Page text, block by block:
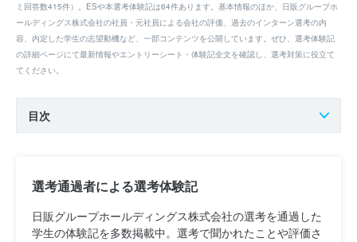
ミ回答数415件）。ESや本選考体験記は64件あります。基本情報のほか、日販グループホ
ールディングス株式会社の社員・元社員による会社の評価、過去のインターン選考の内
容、内定した学生の志望動機など、一部コンテンツを公開しています。ぜひ、選考体験記
の詳細ページにて最新情報やエントリーシート・体験記全文を確認し、選考対策に役立て
てください。
目次
選考通過者による選考体験記
日販グループホールディングス株式会社の選考を通過した
学生の体験記を多数掲載中。選考で聞かれたことや評価さ